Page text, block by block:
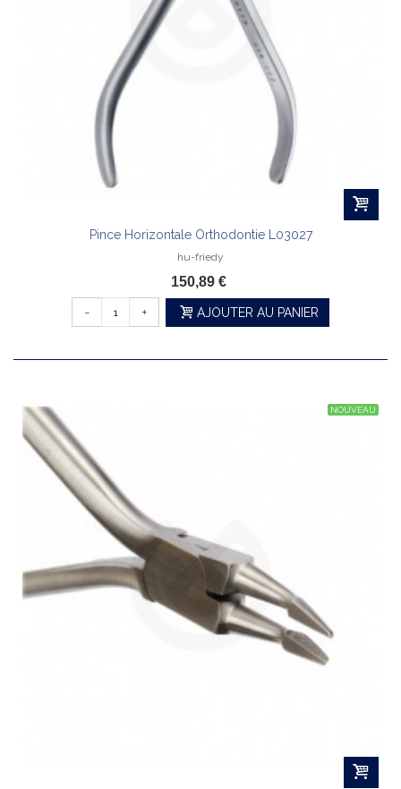
Pince Horizontale Orthodontie L03027
hu-friedy
150,89 €
- + AJOUTER AU PANIER
NOUVEAU